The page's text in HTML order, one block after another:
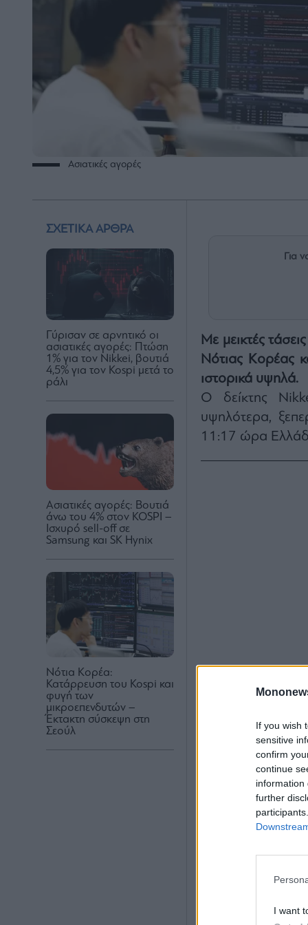
If you wish
sensitive
confirm
continue
information
further
I want
Ασιατικές αγορές
ΣΧΕΤΙΚΑ ΑΡΘΡΑ
Γύρισαν σε αρνητικό οι
ασιατικές αγορές: Πτώση
1% για τον Nikkei, βουτιά
4,5% για τον Kospi μετά το
ράλι
Ασιατικές αγορές: Βουτιά
άνω του 4% στον KOSPI –
Ισχυρό sell-off σε
Samsung και SK Hynix
Νότια Κορέα:
Κατάρρευση του Kospi και
φυγή των
μικροεπενδυτών –
Έκτακτη σύσκεψη στη
Σεούλ
Για
Με μεικτές
Νότιας Κορέας
ιστορικά υψηλά.
Ο δείκτης
υψηλότερα,
11:17 ώρα